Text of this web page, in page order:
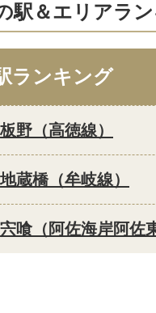
駅＆エリアラ
ランキング
板野（高徳線）
地蔵橋（牟岐線）
宍喰（阿佐海岸阿佐